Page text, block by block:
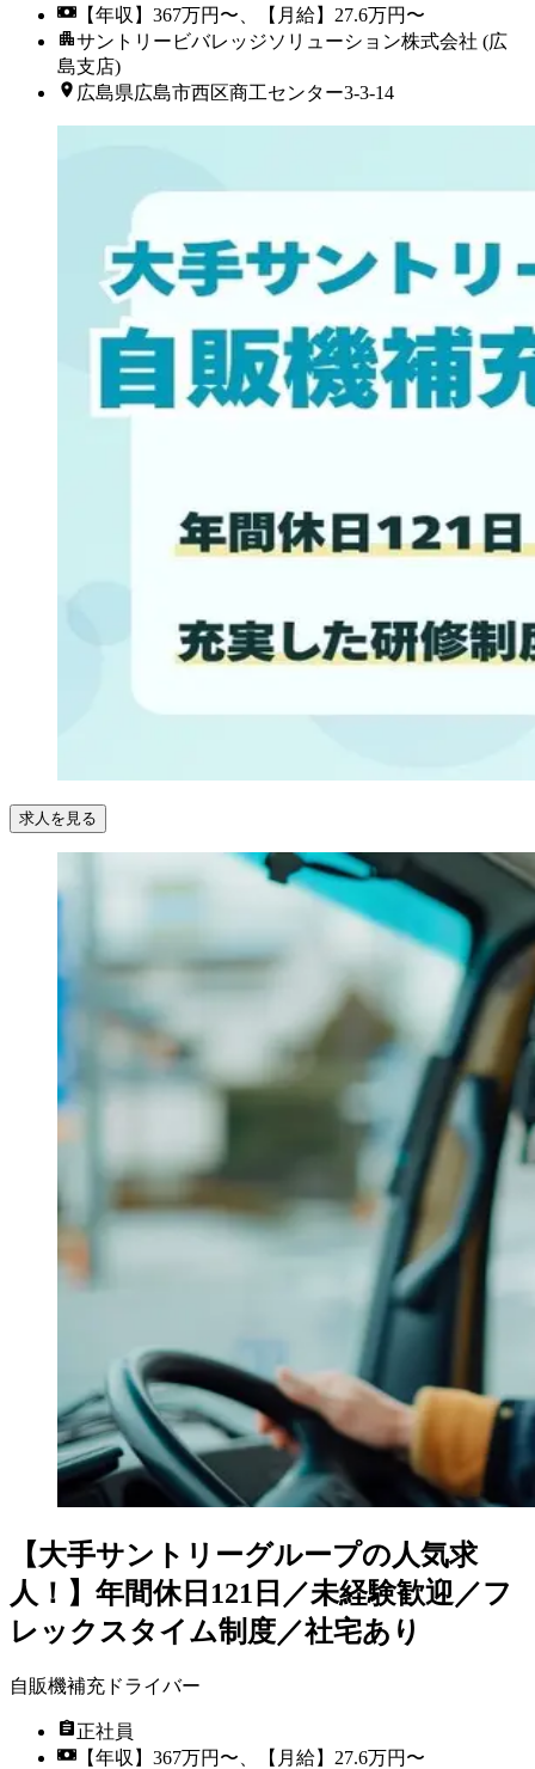
【年収】367万円〜、【月給】27.6万円〜
サントリービバレッジソリューション株式会社 (広
島支店)
広島県広島市西区商工センター3-3-14
求人を見る
【大手サントリーグループの人気求
人！】年間休日121日／未経験歓迎／フ
レックスタイム制度／社宅あり
自販機補充ドライバー
正社員
【年収】367万円〜、【月給】27.6万円〜